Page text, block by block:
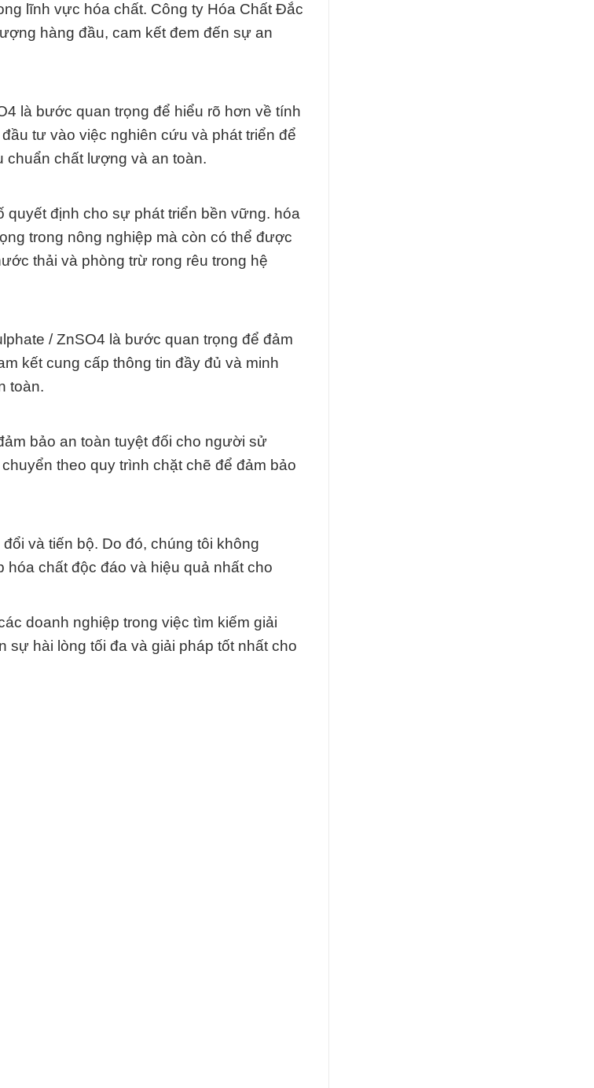
lĩnh vực hóa chất. Công ty Hóa Chất Đắc
hàng đầu, cam kết đem đến sự an
là bước quan trọng để hiểu rõ hơn về tính
tư vào việc nghiên cứu và phát triển để
chuẩn chất lượng và an toàn.
quyết định cho sự phát triển bền vững. hóa
trong nông nghiệp mà còn có thể được
thải và phòng trừ rong rêu trong hệ
/ ZnSO4 là bước quan trọng để đảm
kết cung cấp thông tin đầy đủ và minh
toàn.
bảo an toàn tuyệt đối cho người sử
theo quy trình chặt chẽ để đảm bảo
và tiến bộ. Do đó, chúng tôi không
chất độc đáo và hiệu quả nhất cho
doanh nghiệp trong việc tìm kiếm giải
sự hài lòng tối đa và giải pháp tốt nhất cho